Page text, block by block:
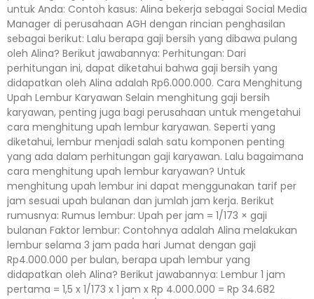
untuk Anda: Contoh kasus: Alina bekerja sebagai Social Media
Manager di perusahaan AGH dengan rincian penghasilan
sebagai berikut: Lalu berapa gaji bersih yang dibawa pulang
oleh Alina? Berikut jawabannya: Perhitungan: Dari
perhitungan ini, dapat diketahui bahwa gaji bersih yang
didapatkan oleh Alina adalah Rp6.000.000. Cara Menghitung
Upah Lembur Karyawan Selain menghitung gaji bersih
karyawan, penting juga bagi perusahaan untuk mengetahui
cara menghitung upah lembur karyawan. Seperti yang
diketahui, lembur menjadi salah satu komponen penting
yang ada dalam perhitungan gaji karyawan. Lalu bagaimana
cara menghitung upah lembur karyawan? Untuk
menghitung upah lembur ini dapat menggunakan tarif per
jam sesuai upah bulanan dan jumlah jam kerja. Berikut
rumusnya: Rumus lembur: Upah per jam = 1/173 × gaji
bulanan Faktor lembur: Contohnya adalah Alina melakukan
lembur selama 3 jam pada hari Jumat dengan gaji
Rp4.000.000 per bulan, berapa upah lembur yang
didapatkan oleh Alina? Berikut jawabannya: Lembur 1 jam
pertama = 1,5 x 1/173 x 1 jam x Rp 4.000.000 = Rp 34.682